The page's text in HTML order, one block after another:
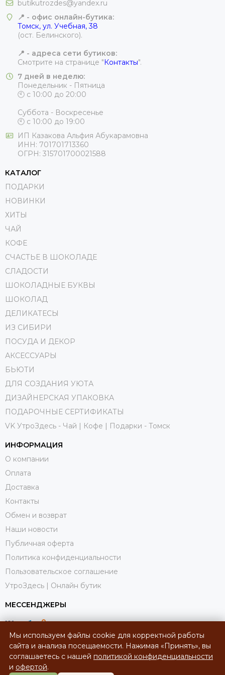
butikutrozdes@yandex.ru
📍 - офис онлайн-бутика:
Томск, ул. Учебная, 38
(ост. Белинского).
📍 - адреса сети бутиков:
Смотрите на странице "Контакты".
7 дней в неделю:
Понедельник - Пятница
🕙 с 10:00 до 20:00
Суббота - Воскресенье
🕙 с 10:00 до 19:00
ИП Казакова Альфия Абукарамовна
ИНН: 701701713360
ОГРН: 315701700021588
КАТАЛОГ
ПОДАРКИ
НОВИНКИ
ХИТЫ
ЧАЙ
КОФЕ
СЧАСТЬЕ В ШОКОЛАДЕ
СЛАДОСТИ
ШОКОЛАДНЫЕ БУКВЫ
ШОКОЛАД
ДЕЛИКАТЕСЫ
ИЗ СИБИРИ
ПОСУДА И ДЕКОР
АКСЕССУАРЫ
БЬЮТИ
ДЛЯ СОЗДАНИЯ УЮТА
ДИЗАЙНЕРСКАЯ УПАКОВКА
ПОДАРОЧНЫЕ СЕРТИФИКАТЫ
VK УтроЗдесь - Чай | Кофе | Подарки - Томск
ИНФОРМАЦИЯ
О компании
Оплата
Доставка
Контакты
Обмен и возврат
Наши новости
Публичная оферта
Политика конфиденциальности
Пользовательское соглашение
УтроЗдесь | Онлайн бутик
МЕССЕНДЖЕРЫ
Мы используем файлы cookie для корректной работы
сайта и анализа посещаемости. Нажимая «Принять», вы
соглашаетесь с нашей политикой конфиденциальности
и офертой.